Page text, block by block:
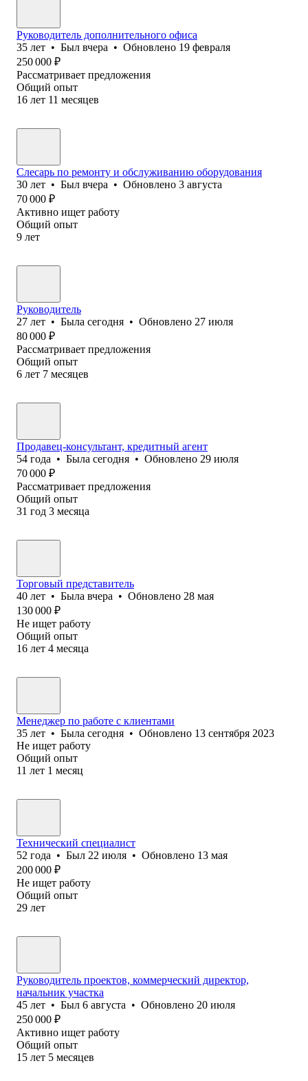
Руководитель дополнительного офиса
35 лет • Был вчера • Обновлено 19 февраля
250 000 ₽
Рассматривает предложения
Общий опыт
16 лет 11 месяцев
Слесарь по ремонту и обслуживанию оборудования
30 лет • Был вчера • Обновлено 3 августа
70 000 ₽
Активно ищет работу
Общий опыт
9 лет
Руководитель
27 лет • Была сегодня • Обновлено 27 июля
80 000 ₽
Рассматривает предложения
Общий опыт
6 лет 7 месяцев
Продавец-консультант, кредитный агент
54 года • Была сегодня • Обновлено 29 июля
70 000 ₽
Рассматривает предложения
Общий опыт
31 год 3 месяца
Торговый представитель
40 лет • Была вчера • Обновлено 28 мая
130 000 ₽
Не ищет работу
Общий опыт
16 лет 4 месяца
Менеджер по работе с клиентами
35 лет • Была сегодня • Обновлено 13 сентября 2023
Не ищет работу
Общий опыт
11 лет 1 месяц
Технический специалист
52 года • Был 22 июля • Обновлено 13 мая
200 000 ₽
Не ищет работу
Общий опыт
29 лет
Руководитель проектов, коммерческий директор,
начальник участка
45 лет • Был 6 августа • Обновлено 20 июля
250 000 ₽
Активно ищет работу
Общий опыт
15 лет 5 месяцев